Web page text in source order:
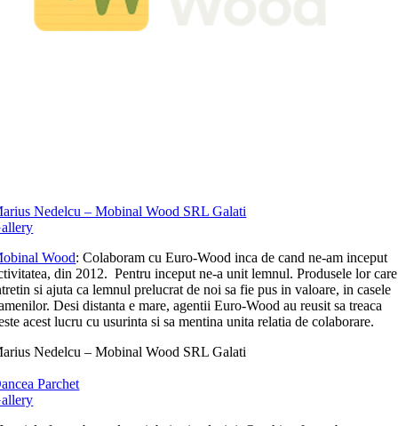
Nedelcu – Mobinal Wood SRL Galati
Wood: Colaboram cu Euro-Wood inca de cand ne-am inceput
din 2012. Pentru inceput ne-a unit lemnul. Produsele lor care
si ajuta ca lemnul prelucrat de noi sa fie pus in valoare, in casele
Desi distanta e mare, agentii Euro-Wood au reusit sa treaca
acest lucru cu usurinta si sa mentina unita relatia de colaborare.
Nedelcu – Mobinal Wood SRL Galati
Parchet